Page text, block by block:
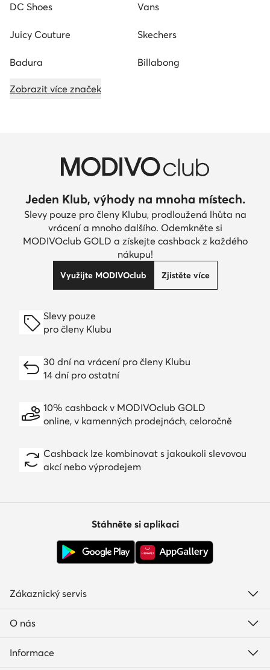
DC Shoes Vans
Juicy Couture Skechers
Badura Billabong
Zobrazit více značek
Jeden Klub, výhody na mnoha místech.
Slevy pouze pro členy Klubu, prodloužená lhůta na
vrácení a mnoho dalšího. Odemkněte si
MODIVOclub GOLD a získejte cashback z každého
nákupu!
Využijte MODIVOclub Zjistěte více
Slevy pouze
pro členy Klubu
30 dní na vrácení pro členy Klubu
14 dní pro ostatní
10% cashback v MODIVOclub GOLD
online, v kamenných prodejnách, celoročně
Cashback lze kombinovat s jakoukoli slevovou
akcí nebo výprodejem
Stáhněte si aplikaci
Zákaznický servis
O nás
Informace